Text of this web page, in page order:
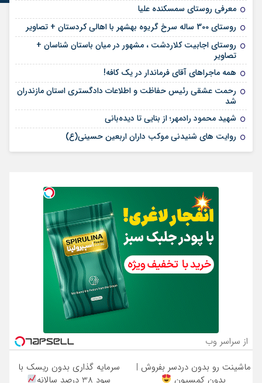
معرفی روستای سمسکنده علیا
روستای 300 ساله سرخ ‌گریوه بهشهر با اهالی کردستان + تصاویر
روستای اجابیت کلاردشت ، مشهور در میان باستان شناسان +
تصاویر
همه ماجراهای آقای فرماندار در یک کافه!
رحمت عشقی رئیس حفاظت و اطلاعات دادگستری استان مازندران
شد
شهید محمود رادمهر؛ از بنایی تا دیده‌بانی
روایت های شنیدنی موکب داران اربعین حسینی(ع)
از سراسر وب
ماشینت رو بدون دردسر بفروش |
بدون کمسیون
سرمایه گذاری بدون ریسک با
سود 38 درصد سالانه